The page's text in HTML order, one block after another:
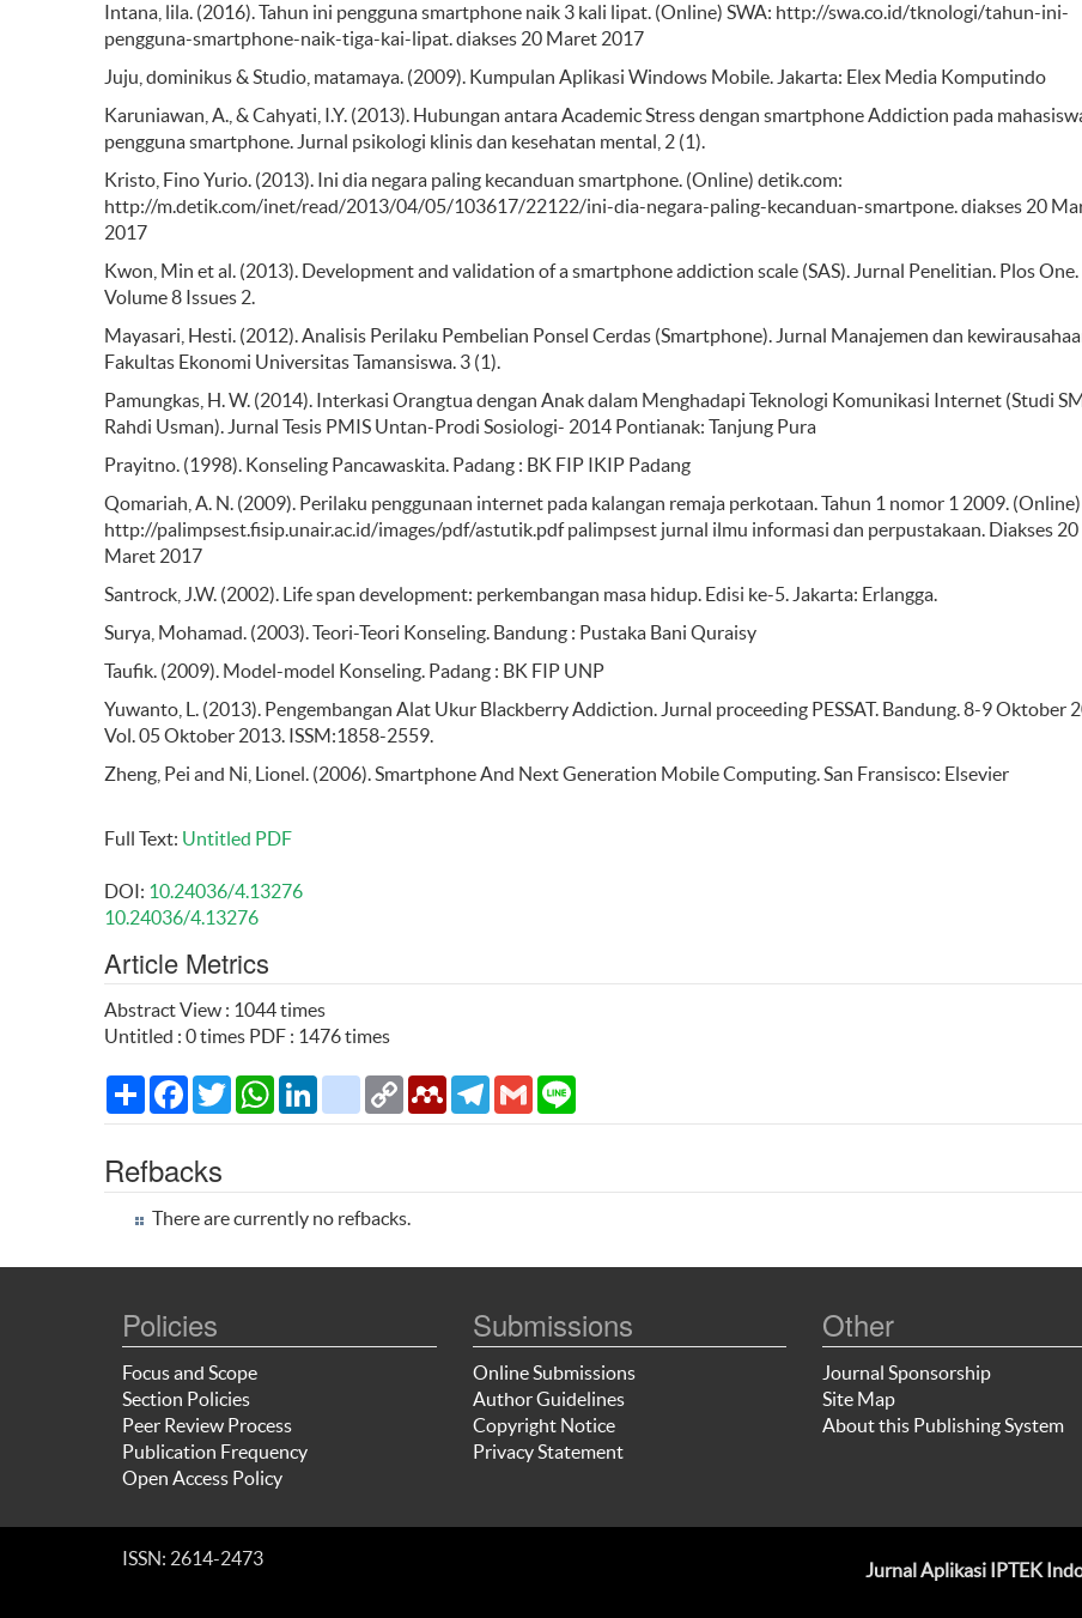
Intana, lila. (2016). Tahun ini pengguna smartphone naik 3 kali lipat. (Online) SWA: http://swa.co.id/tknologi/tahun-ini-
pengguna-smartphone-naik-tiga-kai-lipat. diakses 20 Maret 2017
Juju, dominikus & Studio, matamaya. (2009). Kumpulan Aplikasi Windows Mobile. Jakarta: Elex Media Komputindo
Karuniawan, A., & Cahyati, I.Y. (2013). Hubungan antara Academic Stress dengan smartphone Addiction pada
pengguna smartphone. Jurnal psikologi klinis dan kesehatan mental, 2 (1).
Kristo, Fino Yurio. (2013). Ini dia negara paling kecanduan smartphone. (Online) detik.com:
http://m.detik.com/inet/read/2013/04/05/103617/22122/ini-dia-negara-paling-kecanduan-smartpone. diakses 20
2017
Kwon, Min et al. (2013). Development and validation of a smartphone addiction scale (SAS). Jurnal Penelitian. Plos One.
Volume 8 Issues 2.
Mayasari, Hesti. (2012). Analisis Perilaku Pembelian Ponsel Cerdas (Smartphone). Jurnal Manajemen dan
Fakultas Ekonomi Universitas Tamansiswa. 3 (1).
Pamungkas, H. W. (2014). Interkasi Orangtua dengan Anak dalam Menghadapi Teknologi Komunikasi Internet (Studi
Rahdi Usman). Jurnal Tesis PMIS Untan-Prodi Sosiologi- 2014 Pontianak: Tanjung Pura
Prayitno. (1998). Konseling Pancawaskita. Padang : BK FIP IKIP Padang
Qomariah, A. N. (2009). Perilaku penggunaan internet pada kalangan remaja perkotaan. Tahun 1 nomor 1 2009. (Online)
http://palimpsest.fisip.unair.ac.id/images/pdf/astutik.pdf palimpsest jurnal ilmu informasi dan perpustakaan. Diakses 20
Maret 2017
Santrock, J.W. (2002). Life span development: perkembangan masa hidup. Edisi ke-5. Jakarta: Erlangga.
Surya, Mohamad. (2003). Teori-Teori Konseling. Bandung : Pustaka Bani Quraisy
Taufik. (2009). Model-model Konseling. Padang : BK FIP UNP
Yuwanto, L. (2013). Pengembangan Alat Ukur Blackberry Addiction. Jurnal proceeding PESSAT. Bandung. 8-9 Oktober
Vol. 05 Oktober 2013. ISSM:1858-2559.
Zheng, Pei and Ni, Lionel. (2006). Smartphone And Next Generation Mobile Computing. San Fransisco: Elsevier
Full Text: Untitled PDF
DOI: 10.24036/4.13276
10.24036/4.13276
Article Metrics
Abstract View : 1044 times
Untitled : 0 times PDF : 1476 times
Share Facebook
TwitterWhatsApp
LinkedInciteulikeCopy
Link
MendeleyTelegram
Gmail
Refbacks
There are currently no refbacks.
Policies
Focus and Scope
Section Policies
Peer Review Process
Publication Frequency
Open Access Policy
Submissions
Online Submissions
Author Guidelines
Copyright Notice
Privacy Statement
Other
Journal Sponsorship
Site Map
About this Publishing System
ISSN: 2614-2473
Jurnal Aplikasi IPTEK